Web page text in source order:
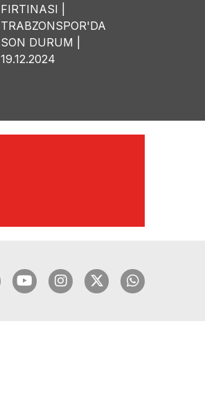
FIRTINASI |
TRABZONSPOR'DA
SON DURUM |
19.12.2024
FIRTINASI | YILMAZ
06.12.2024